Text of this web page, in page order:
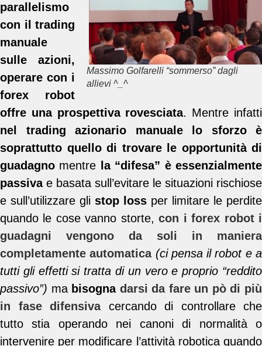
Massimo Golfarelli “sommerso” dagli
allievi ^_^
parallelismo
con il trading
manuale
sulle azioni,
operare con i
forex robot
offre una prospettiva rovesciata. Mentre infatti
nel trading azionario manuale lo sforzo è
soprattutto quello di trovare le opportunità di
guadagno mentre
la “difesa” è essenzialmente
passivae basata sull’evitare le situazioni rischiose
e sull’utilizzare gli stop loss per limitare le perdite
quando le cose vanno storte,con i forex robot i
guadagni vengono da soli in maniera
completamente automatica (ci pensa il robot e a
tutti gli effetti si tratta di un vero e proprio “reddito
passivo”) ma bisogna darsi da fare un pò di più
in fase difensivacercando di controllare che
tutto stia operando nei canoni di normalità o
intervenire per modificare l’attività robotica quando